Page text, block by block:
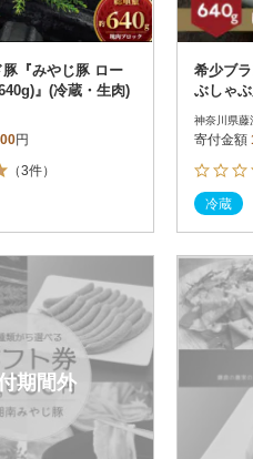
『みやじ豚 ロー
』(冷蔵・生肉)
円
（3件）
希少ブ
ぶしゃ
神奈川県藤
寄付金額
冷蔵
期間外